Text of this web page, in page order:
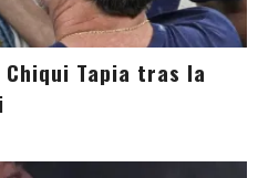
Tapia tras la